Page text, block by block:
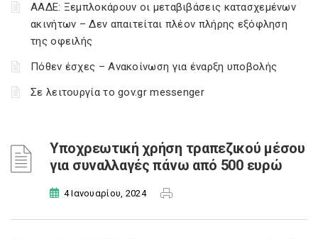
ΑΑΔΕ: Ξεμπλοκάρουν οι μεταβιβάσεις κατασχεμένων
ακινήτων – Δεν απαιτείται πλέον πλήρης εξόφληση
της οφειλής
Πόθεν έσχες – Ανακοίνωση για έναρξη υποβολής
Σε λειτουργία το gov.gr messenger
Υποχρεωτική χρήση τραπεζικού μέσου
για συναλλαγές πάνω από 500 ευρώ
4 Ιανουαρίου, 2024